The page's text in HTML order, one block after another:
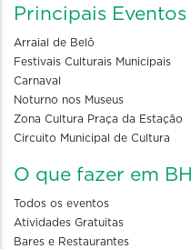
Principais Eventos
Arraial de Belô
Festivais Culturais Municipais
Carnaval
Noturno nos Museus
Zona Cultura Praça da Estação
Circuito Municipal de Cultura
O que fazer em BH
Todos os eventos
Atividades Gratuitas
Bares e Restaurantes